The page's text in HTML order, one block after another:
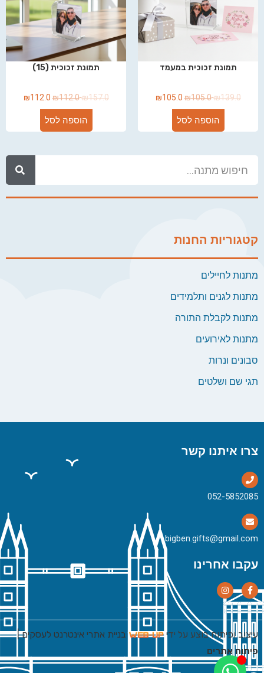
קטגוריות החנות
מתנות לחיילים
מתנות לגנים ותלמידים
מתנות לקבלת התורה
מתנות לאירועים
סבונים ונרות
תגי שם ושלטים
תמונת זכוכית במעמד
₪139.0
₪105.0
₪105.0
הוספה לסל
תמונת זכוכית (15)
₪157.0
₪112.0
₪112.0
הוספה לסל
צרו איתנו קשר
bigben.gifts@gmail.com
עקבו אחרינו
עיצוב ופיתוח בוצע על ידי בניית אתרי אינטרנט לעסקים|
פיתוח אתרים